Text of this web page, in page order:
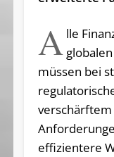
A lle
müssen bei
effizientere